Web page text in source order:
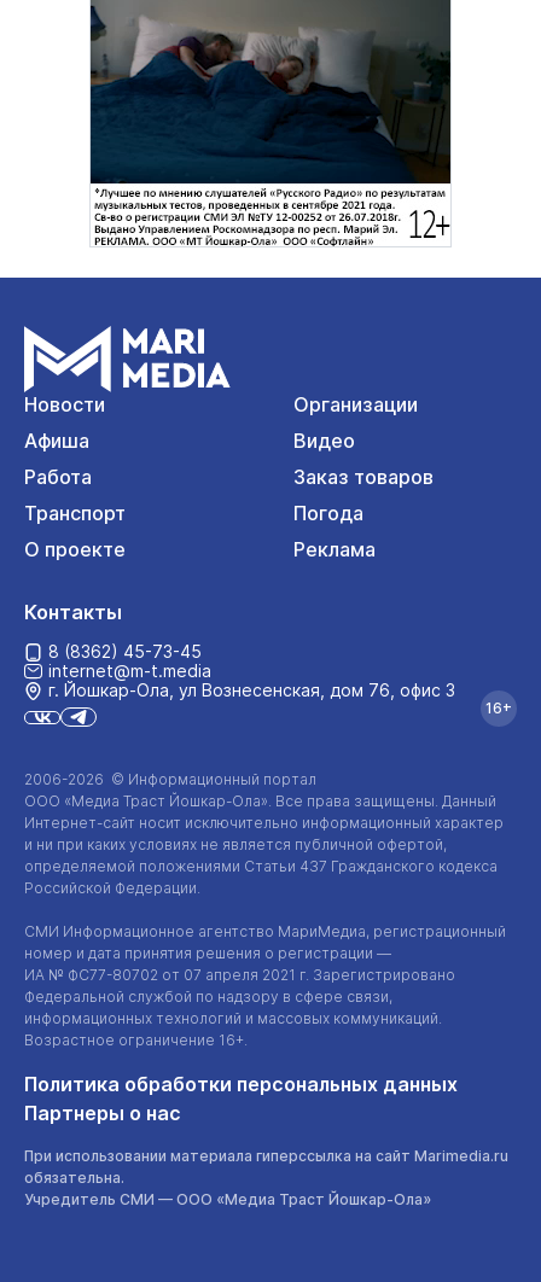
Новости
Организации
Афиша
Видео
Работа
Заказ товаров
Транспорт
Погода
О проекте
Реклама
2006-2026 © Информационный портал
ООО «Медиа Траст Йошкар-Ола». Все права защищены. Данный
Интернет-сайт носит исключительно информационный характер
и ни при каких условиях не является публичной офертой,
определяемой положениями Статьи 437 Гражданского кодекса
Российской Федерации.
СМИ Информационное агентство МариМедиа, регистрационный
номер и дата принятия решения о регистрации —
ИА № ФС77-80702 от 07 апреля 2021 г. Зарегистрировано
Федеральной службой по надзору в сфере связи,
информационных технологий и массовых коммуникаций.
Возрастное ограничение 16+.
Политика обработки персональных данных
Партнеры о нас
При использовании материала гиперссылка на сайт Marimedia.ru
обязательна.
Учредитель СМИ — ООО «Медиа Траст Йошкар-Ола»
Контакты
8 (8362) 45-73-45
internet@m-t.media
г. Йошкар‑Ола, ул Вознесенская, дом 76, офис 3
16+